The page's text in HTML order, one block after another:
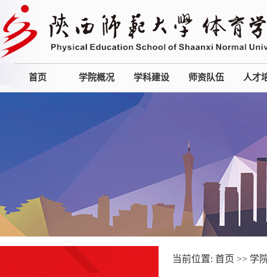
首页 学院概况 学科建设 师资队伍 人才
当前位置: 首页 >> 学